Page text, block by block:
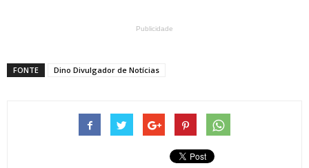
Publicidade
FONTE Dino Divulgador de Notícias